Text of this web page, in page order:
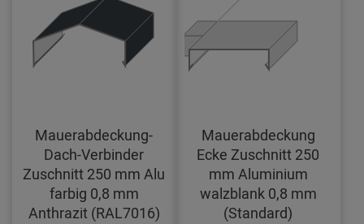
Mauerabdeckung-
Dach-Verbinder
Zuschnitt 250 mm Alu
farbig 0,8 mm
Anthrazit (RAL7016)
Mauerabdeckung
Ecke Zuschnitt 250
mm Aluminium
walzblank 0,8 mm
(Standard)